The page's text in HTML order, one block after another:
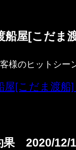
船屋[こだま
様のヒットシ
屋[こだま渡船
果 2020/12/